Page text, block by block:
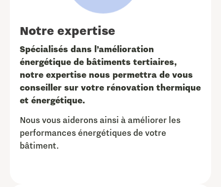
Notre expertise
Spécialisés dans l’amélioration
énergétique de bâtiments tertiaires,
notre expertise nous permettra de vous
conseiller sur votre rénovation thermique
et énergétique.
Nous vous aiderons ainsi à améliorer les
performances énergétiques de votre
bâtiment.